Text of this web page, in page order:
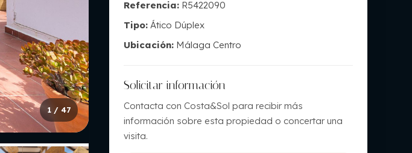
1 / 47
Referencia: R5422090
Tipo: Ático Dúplex
Ubicación: Málaga Centro
Solicitar información
Contacta con Costa&Sol para recibir más
información sobre esta propiedad o concertar una
visita.